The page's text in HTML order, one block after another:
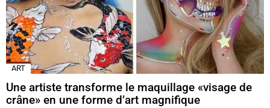
ART
Une artiste transforme le maquillage «visage de
crâne» en une forme d’art magnifique